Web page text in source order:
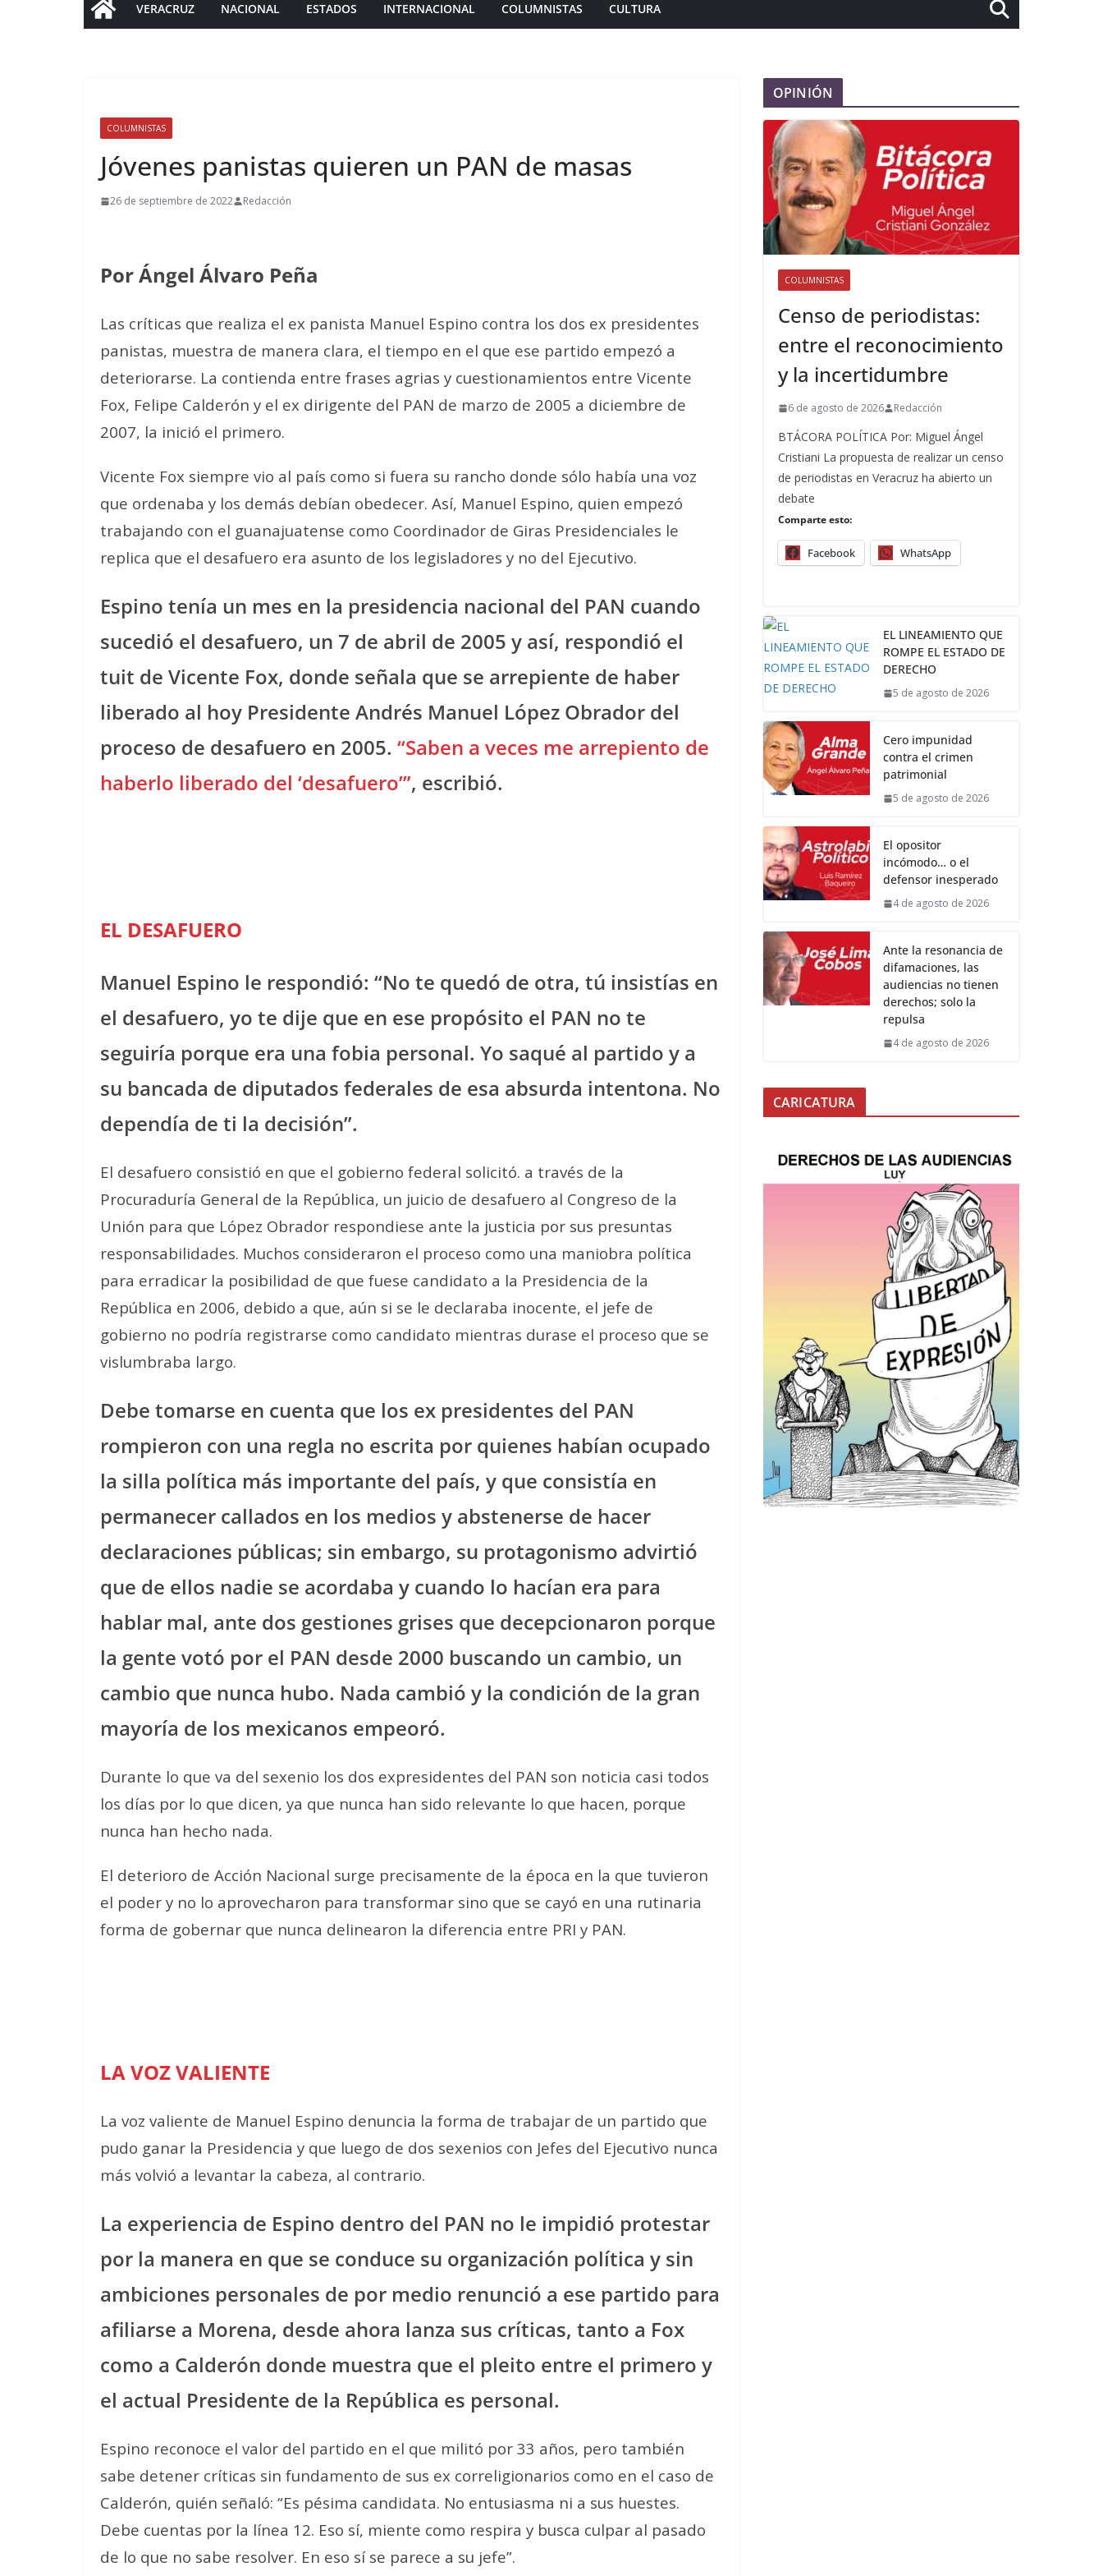
VERACRUZ NACIONAL ESTADOS INTERNACIONAL COLUMNISTAS CULTURA
COLUMNISTAS
Jóvenes panistas quieren un PAN de masas
26 de septiembre de 2022 Redacción
Por Ángel Álvaro Peña
Las críticas que realiza el ex panista Manuel Espino contra los dos ex presidentes
panistas, muestra de manera clara, el tiempo en el que ese partido empezó a
deteriorarse. La contienda entre frases agrias y cuestionamientos entre Vicente
Fox, Felipe Calderón y el ex dirigente del PAN de marzo de 2005 a diciembre de
2007, la inició el primero.
Vicente Fox siempre vio al país como si fuera su rancho donde sólo había una voz
que ordenaba y los demás debían obedecer. Así, Manuel Espino, quien empezó
trabajando con el guanajuatense como Coordinador de Giras Presidenciales le
replica que el desafuero era asunto de los legisladores y no del Ejecutivo.
Espino tenía un mes en la presidencia nacional del PAN cuando
sucedió el desafuero, un 7 de abril de 2005 y así, respondió el
tuit de Vicente Fox, donde señala que se arrepiente de haber
liberado al hoy Presidente Andrés Manuel López Obrador del
proceso de desafuero en 2005. “Saben a veces me arrepiento de
haberlo liberado del ‘desafuero’”, escribió.
EL DESAFUERO
Manuel Espino le respondió: “No te quedó de otra, tú insistías en
el desafuero, yo te dije que en ese propósito el PAN no te
seguiría porque era una fobia personal. Yo saqué al partido y a
su bancada de diputados federales de esa absurda intentona. No
dependía de ti la decisión”.
El desafuero consistió en que el gobierno federal solicitó. a través de la
Procuraduría General de la República, un juicio de desafuero al Congreso de la
Unión para que López Obrador respondiese ante la justicia por sus presuntas
responsabilidades. Muchos consideraron el proceso como una maniobra política
para erradicar la posibilidad de que fuese candidato a la Presidencia de la
República en 2006, debido a que, aún si se le declaraba inocente, el jefe de
gobierno no podría registrarse como candidato mientras durase el proceso que se
vislumbraba largo.
Debe tomarse en cuenta que los ex presidentes del PAN
rompieron con una regla no escrita por quienes habían ocupado
la silla política más importante del país, y que consistía en
permanecer callados en los medios y abstenerse de hacer
declaraciones públicas; sin embargo, su protagonismo advirtió
que de ellos nadie se acordaba y cuando lo hacían era para
hablar mal, ante dos gestiones grises que decepcionaron porque
la gente votó por el PAN desde 2000 buscando un cambio, un
cambio que nunca hubo. Nada cambió y la condición de la gran
mayoría de los mexicanos empeoró.
Durante lo que va del sexenio los dos expresidentes del PAN son noticia casi todos
los días por lo que dicen, ya que nunca han sido relevante lo que hacen, porque
nunca han hecho nada.
El deterioro de Acción Nacional surge precisamente de la época en la que tuvieron
el poder y no lo aprovecharon para transformar sino que se cayó en una rutinaria
forma de gobernar que nunca delinearon la diferencia entre PRI y PAN.
LA VOZ VALIENTE
La voz valiente de Manuel Espino denuncia la forma de trabajar de un partido que
pudo ganar la Presidencia y que luego de dos sexenios con Jefes del Ejecutivo nunca
más volvió a levantar la cabeza, al contrario.
La experiencia de Espino dentro del PAN no le impidió protestar
por la manera en que se conduce su organización política y sin
ambiciones personales de por medio renunció a ese partido para
afiliarse a Morena, desde ahora lanza sus críticas, tanto a Fox
como a Calderón donde muestra que el pleito entre el primero y
el actual Presidente de la República es personal.
Espino reconoce el valor del partido en el que militó por 33 años, pero también
sabe detener críticas sin fundamento de sus ex correligionarios como en el caso de
Calderón, quién señaló: “Es pésima candidata. No entusiasma ni a sus huestes.
Debe cuentas por la línea 12. Eso sí, miente como respira y busca culpar al pasado
de lo que no sabe resolver. En eso sí se parece a su jefe”.
OPINIÓN
COLUMNISTAS
Censo de periodistas:
entre el reconocimiento
y la incertidumbre
6 de agosto de 2026 Redacción
BTÁCORA POLÍTICA Por: Miguel Ángel
Cristiani La propuesta de realizar un censo
de periodistas en Veracruz ha abierto un
debate
Comparte esto:
Facebook WhatsApp
EL LINEAMIENTO QUE
ROMPE EL ESTADO DE
DERECHO
5 de agosto de 2026
Cero impunidad
contra el crimen
patrimonial
5 de agosto de 2026
El opositor
incómodo… o el
defensor inesperado
4 de agosto de 2026
Ante la resonancia de
difamaciones, las
audiencias no tienen
derechos; solo la
repulsa
4 de agosto de 2026
CARICATURA